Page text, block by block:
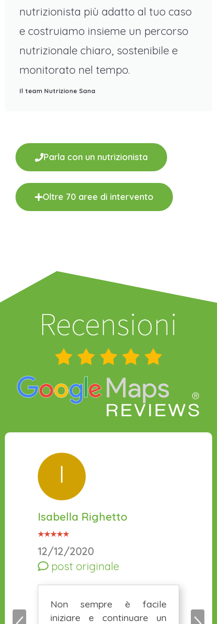
nutrizionista più adatto al tuo caso
e costruiamo insieme un percorso
nutrizionale chiaro, sostenibile e
monitorato nel tempo.​
Il team Nutrizione Sana
Parla con un nutrizionista
Oltre 70 aree di intervento
I
Isabella Righetto
12/12/2020
post originale
Non sempre è facile
iniziare e continuare un